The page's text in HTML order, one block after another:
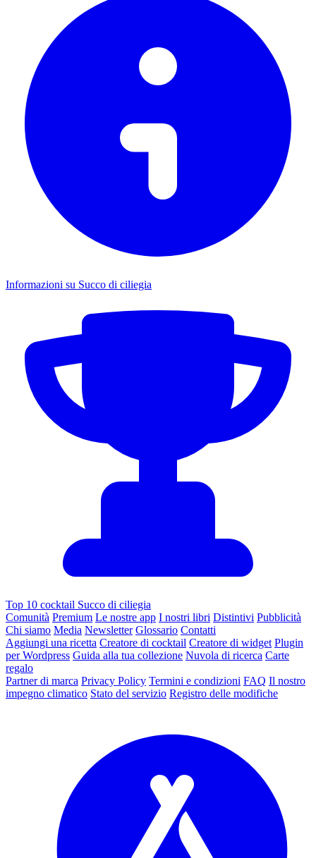
Informazioni su Succo di ciliegia
Top 10 cocktail Succo di ciliegia
Comunità Premium Le nostre app I nostri libri Distintivi Pubblicità
Chi siamo Media Newsletter Glossario Contatti
Aggiungi una ricetta Creatore di cocktail Creatore di widget Plugin
per Wordpress Guida alla tua collezione Nuvola di ricerca Carte
regalo
Partner di marca Privacy Policy Termini e condizioni FAQ Il nostro
impegno climatico Stato del servizio Registro delle modifiche